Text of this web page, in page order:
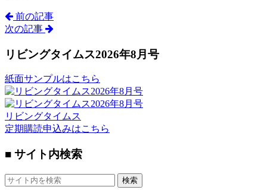
前の記事
次の記事
リビングタイムス2026年8月号
紙面サンプルはこちら
リビングタイムス
定期購読申込みはこちら
■ サイト内検索
検索